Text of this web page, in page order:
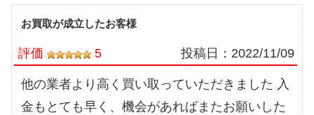
お買取が成立したお客様
評価 5 投稿日： 2022/11/09
他の業者より高く買い取っていただきました 入
金もとても早く、機会があればまたお願いした